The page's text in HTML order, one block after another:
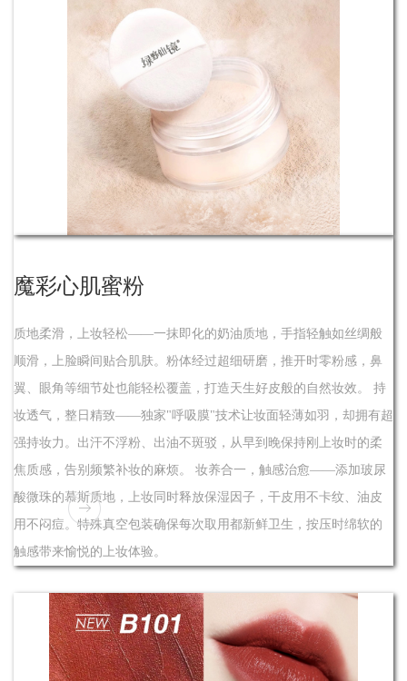
魔彩心肌蜜粉
质地柔滑，上妆轻松——一抹即化的奶油质地，手指轻触如丝绸般
顺滑，上脸瞬间贴合肌肤。粉体经过超细研磨，推开时零粉感，鼻
翼、眼角等细节处也能轻松覆盖，打造天生好皮般的自然妆效。 持
妆透气，整日精致——独家"呼吸膜"技术让妆面轻薄如羽，却拥有超
强持妆力。出汗不浮粉、出油不斑驳，从早到晚保持刚上妆时的柔
焦质感，告别频繁补妆的麻烦。 妆养合一，触感治愈——添加玻尿
酸微珠的慕斯质地，上妆同时释放保湿因子，干皮用不卡纹、油皮
用不闷痘。特殊真空包装确保每次取用都新鲜卫生，按压时绵软的
触感带来愉悦的上妆体验。